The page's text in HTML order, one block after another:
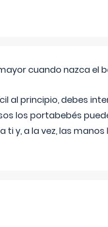
cuando nazca el
al principio, debes
los portabebés
y, a la vez, las manos